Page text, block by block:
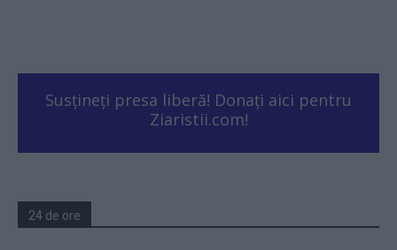
Susțineți presa liberă! Donați aici pentru
Ziaristii.com!
24 de ore